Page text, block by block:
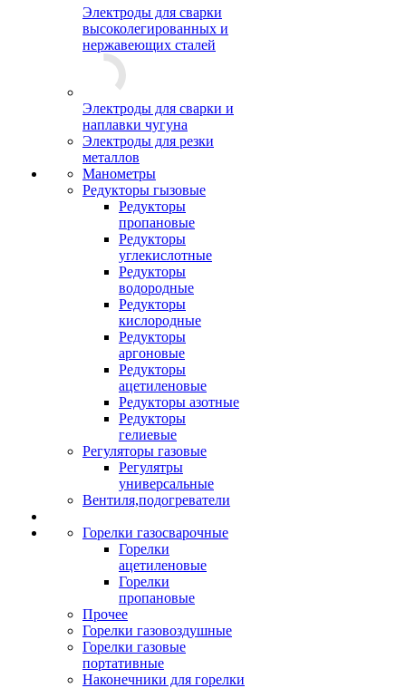
Электроды для сварки
высоколегированных и
нержавеющих сталей
Электроды для сварки и
наплавки чугуна
Электроды для резки
металлов
Манометры
Редукторы гызовые
Редукторы
пропановые
Редукторы
углекислотные
Редукторы
водородные
Редукторы
кислородные
Редукторы
аргоновые
Редукторы
ацетиленовые
Редукторы азотные
Редукторы
гелиевые
Регуляторы газовые
Регулятры
универсальные
Вентиля,подогреватели
Горелки газосварочные
Горелки
ацетиленовые
Горелки
пропановые
Прочее
Горелки газовоздушные
Горелки газовые
портативные
Наконечники для горелки